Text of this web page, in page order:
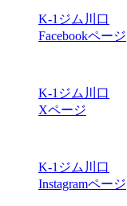
K-1ジム川口
Facebookページ
K-1ジム川口
Xページ
K-1ジム川口
Instagramページ